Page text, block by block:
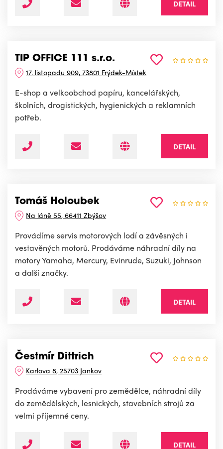
DETAIL
TIP OFFICE 111 s.r.o.
17. listopadu 909, 73801 Frýdek-Místek
E-shop a velkoobchod papíru, kancelářských,
školních, drogistických, hygienických a reklamních
potřeb.
DETAIL
Tomáš Holoubek
Na láně 55, 66411 Zbýšov
Provádíme servis motorových lodí a závěsných i
vestavěných motorů. Prodáváme náhradní díly na
motory Yamaha, Mercury, Evinrude, Suzuki, Johnson
a další značky.
DETAIL
Čestmír Dittrich
Karlova 8, 25703 Jankov
Prodáváme vybavení pro zemědělce, náhradní díly
do zemědělských, lesnických, stavebních strojů za
velmi příjemné ceny.
DETAIL